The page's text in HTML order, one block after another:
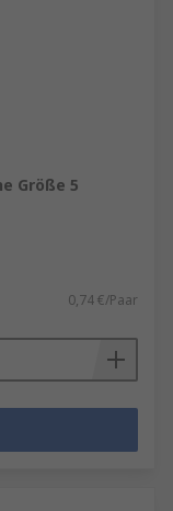
Größe 5
0,74 €/Paar